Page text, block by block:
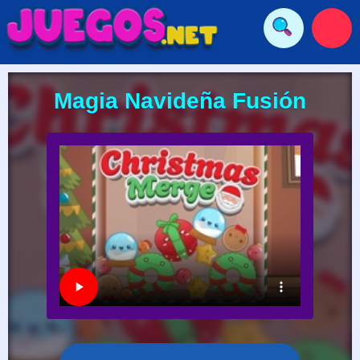
Magia Navideña Fusión